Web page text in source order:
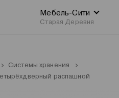
Мебель-Сити
Старая Деревня
Системы хранения
распашной